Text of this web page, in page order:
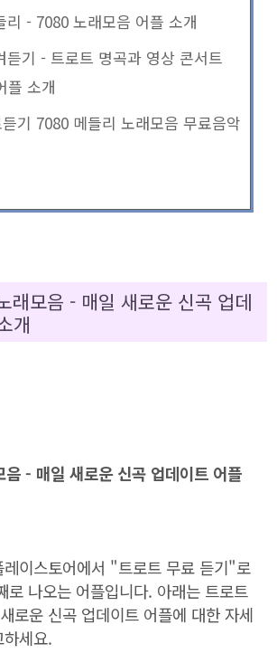
리 - 7080 노래모음 어플 소개
듣기 - 트로트 명곡과 영상 콘서트
플 소개
기 7080 메들리 노래모음 무료음악
래모음 - 매일 새로운 신곡 업데
개
- 매일 새로운 신곡 업데이트 어플
레이스토어에서 "트로트 무료 듣기"로
로 나오는 어플입니다. 아래는 트로트
로운 신곡 업데이트 어플에 대한 자세
세요.